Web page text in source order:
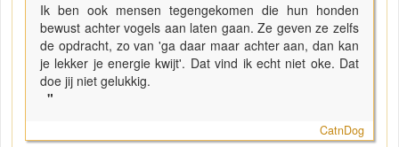
Ik ben ook mensen tegengekomen die hun honden
bewust achter vogels aan laten gaan. Ze geven ze zelfs
de opdracht, zo van 'ga daar maar achter aan, dan kan
je lekker je energie kwijt'. Dat vind ik echt niet oke. Dat
doe jij niet gelukkig.
"
CatnDog